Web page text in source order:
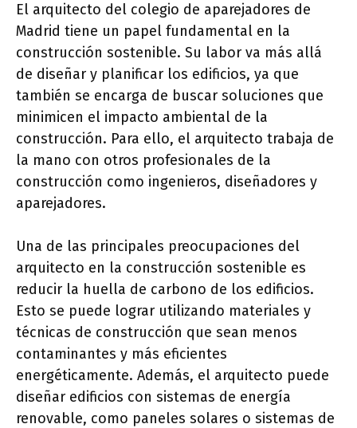
El arquitecto del colegio de aparejadores de
Madrid tiene un papel fundamental en la
construcción sostenible. Su labor va más allá
de diseñar y planificar los edificios, ya que
también se encarga de buscar soluciones que
minimicen el impacto ambiental de la
construcción. Para ello, el arquitecto trabaja de
la mano con otros profesionales de la
construcción como ingenieros, diseñadores y
aparejadores.
Una de las principales preocupaciones del
arquitecto en la construcción sostenible es
reducir la huella de carbono de los edificios.
Esto se puede lograr utilizando materiales y
técnicas de construcción que sean menos
contaminantes y más eficientes
energéticamente. Además, el arquitecto puede
diseñar edificios con sistemas de energía
renovable, como paneles solares o sistemas de